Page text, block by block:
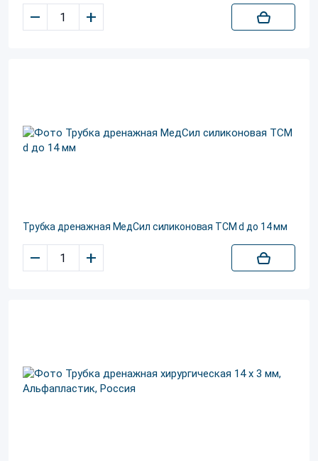
– +
Трубка дренажная МедСил силиконовая ТСМ d до 14 мм
– +